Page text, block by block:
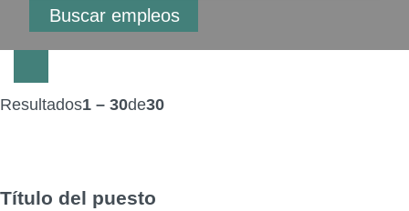
Resultados1 – 30de30
Título del puesto